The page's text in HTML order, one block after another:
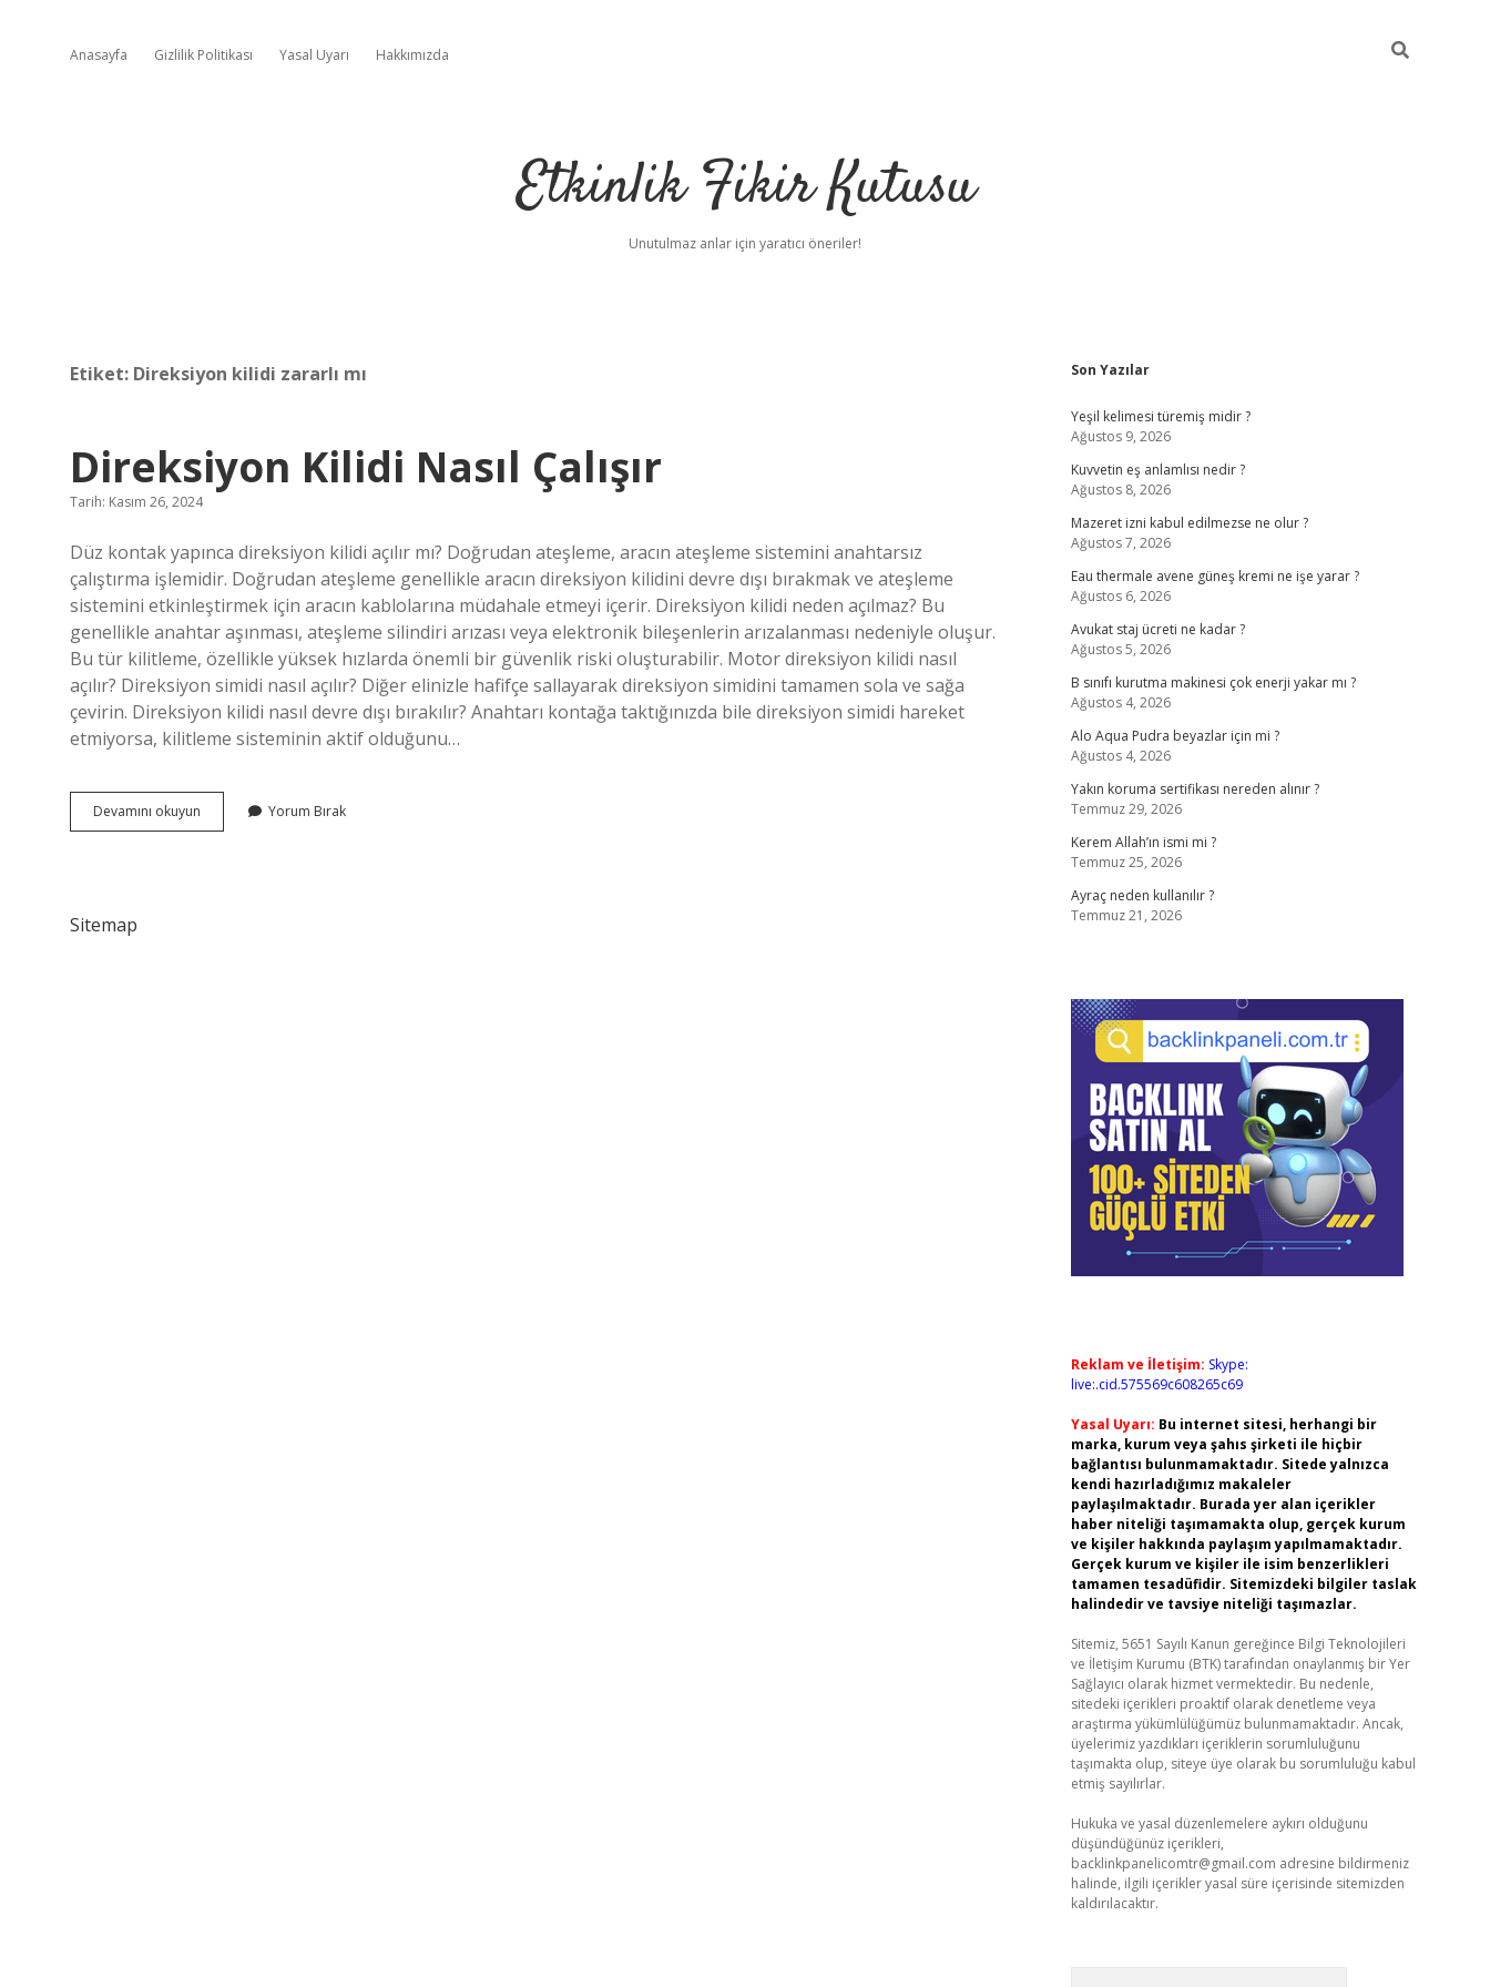
Anasayfa Gizlilik Politikası Yasal Uyarı Hakkımızda
Etkinlik Fikir Kutusu
Unutulmaz anlar için yaratıcı öneriler!
Etiket: Direksiyon kilidi zararlı mı
Direksiyon Kilidi Nasıl Çalışır
Tarih: Kasım 26, 2024
Düz kontak yapınca direksiyon kilidi açılır mı? Doğrudan ateşleme, aracın ateşleme sistemini anahtarsız
çalıştırma işlemidir. Doğrudan ateşleme genellikle aracın direksiyon kilidini devre dışı bırakmak ve ateşleme
sistemini etkinleştirmek için aracın kablolarına müdahale etmeyi içerir. Direksiyon kilidi neden açılmaz? Bu
genellikle anahtar aşınması, ateşleme silindiri arızası veya elektronik bileşenlerin arızalanması nedeniyle oluşur.
Bu tür kilitleme, özellikle yüksek hızlarda önemli bir güvenlik riski oluşturabilir. Motor direksiyon kilidi nasıl
açılır? Direksiyon simidi nasıl açılır? Diğer elinizle hafifçe sallayarak direksiyon simidini tamamen sola ve sağa
çevirin. Direksiyon kilidi nasıl devre dışı bırakılır? Anahtarı kontağa taktığınızda bile direksiyon simidi hareket
etmiyorsa, kilitleme sisteminin aktif olduğunu…
Devamını okuyun Direksiyon
Kilidi
Yorum Bırak
Sitemap
Sidebar
Son Yazılar
Yeşil kelimesi türemiş midir ?
Ağustos 9, 2026
Kuvvetin eş anlamlısı nedir ?
Ağustos 8, 2026
Mazeret izni kabul edilmezse ne olur ?
Ağustos 7, 2026
Eau thermale avene güneş kremi ne işe yarar ?
Ağustos 6, 2026
Avukat staj ücreti ne kadar ?
Ağustos 5, 2026
B sınıfı kurutma makinesi çok enerji yakar mı ?
Ağustos 4, 2026
Alo Aqua Pudra beyazlar için mi ?
Ağustos 4, 2026
Yakın koruma sertifikası nereden alınır ?
Temmuz 29, 2026
Kerem Allah’ın ismi mi ?
Temmuz 25, 2026
Ayraç neden kullanılır ?
Temmuz 21, 2026
Reklam ve İletişim: Skype:
live:.cid.575569c608265c69
Yasal Uyarı: Bu internet sitesi, herhangi bir
marka, kurum veya şahıs şirketi ile hiçbir
bağlantısı bulunmamaktadır. Sitede yalnızca
kendi hazırladığımız makaleler
paylaşılmaktadır. Burada yer alan içerikler
haber niteliği taşımamakta olup, gerçek kurum
ve kişiler hakkında paylaşım yapılmamaktadır.
Gerçek kurum ve kişiler ile isim benzerlikleri
tamamen tesadüfidir. Sitemizdeki bilgiler taslak
halindedir ve tavsiye niteliği taşımazlar.
Sitemiz, 5651 Sayılı Kanun gereğince Bilgi Teknolojileri
ve İletişim Kurumu (BTK) tarafından onaylanmış bir Yer
Sağlayıcı olarak hizmet vermektedir. Bu nedenle,
sitedeki içerikleri proaktif olarak denetleme veya
araştırma yükümlülüğümüz bulunmamaktadır. Ancak,
üyelerimiz yazdıkları içeriklerin sorumluluğunu
taşımakta olup, siteye üye olarak bu sorumluluğu kabul
etmiş sayılırlar.
Hukuka ve yasal düzenlemelere aykırı olduğunu
düşündüğünüz içerikleri,
backlinkpanelicomtr@gmail.com adresine bildirmeniz
halinde, ilgili içerikler yasal süre içerisinde sitemizden
kaldırılacaktır.